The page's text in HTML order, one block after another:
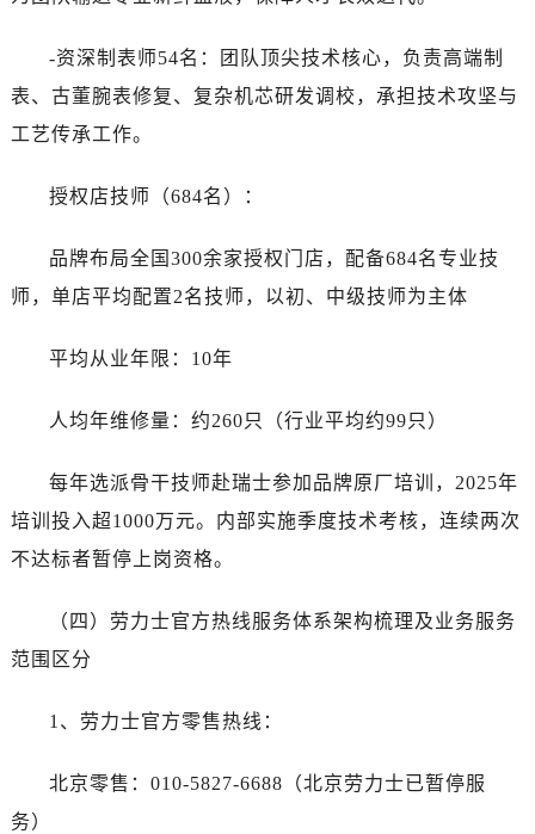
-资深制表师54名：团队顶尖技术核心，负责高端制
表、古董腕表修复、复杂机芯研发调校，承担技术攻坚与
工艺传承工作。
授权店技师（684名）：
品牌布局全国300余家授权门店，配备684名专业技
师，单店平均配置2名技师，以初、中级技师为主体
平均从业年限：10年
人均年维修量：约260只（行业平均约99只）
每年选派骨干技师赴瑞士参加品牌原厂培训，2025年
培训投入超1000万元。内部实施季度技术考核，连续两次
不达标者暂停上岗资格。
（四）劳力士官方热线服务体系架构梳理及业务服务
范围区分
1、劳力士官方零售热线：
北京零售：010-5827-6688（北京劳力士已暂停服
务）